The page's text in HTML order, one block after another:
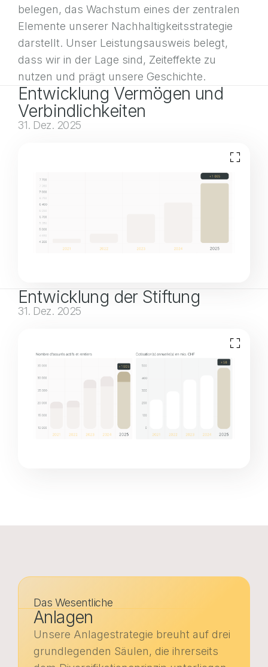
belegen, das Wachstum eines der zentralen
Elemente unserer Nachhaltigkeitsstrategie
darstellt. Unser Leistungsausweis belegt,
dass wir in der Lage sind, Zeiteffekte zu
nutzen und prägt unsere Geschichte.
Entwicklung Vermögen und
Verbindlichkeiten
31. Dez. 2025
Entwicklung der Stiftung
31. Dez. 2025
Das Wesentliche
Anlagen
Unsere Anlagestrategie breuht auf drei
grundlegenden Säulen, die ihrerseits